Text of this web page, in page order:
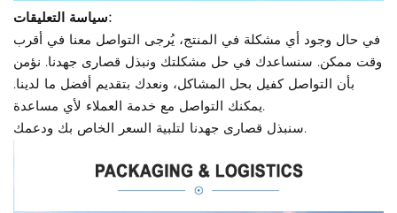
سياسة التعليقات:
في حال وجود أي مشكلة في المنتج، يُرجى التواصل معنا في أقرب
وقت ممكن. سنساعدك في حل مشكلتك ونبذل قصارى جهدنا. نؤمن
بأن التواصل كفيل بحل المشاكل، ونعدك بتقديم أفضل ما لدينا.
يمكنك التواصل مع خدمة العملاء لأي مساعدة.
سنبذل قصارى جهدنا لتلبية السعر الخاص بك ودعمك.